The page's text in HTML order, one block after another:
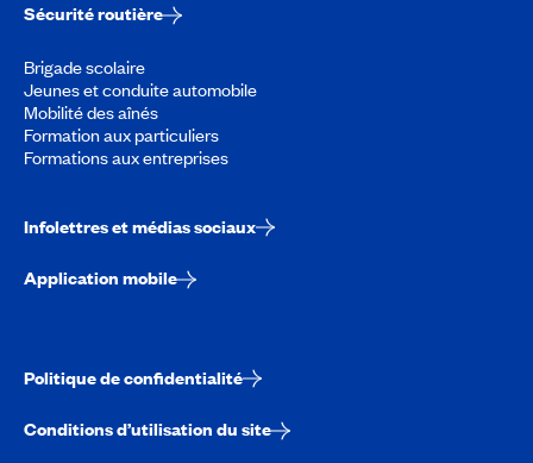
Sécurité routière
Brigade scolaire
Jeunes et conduite automobile
Mobilité des aînés
Formation aux particuliers
Formations aux entreprises
Infolettres et médias sociaux
Application mobile
Politique de confidentialité
Conditions d’utilisation du site